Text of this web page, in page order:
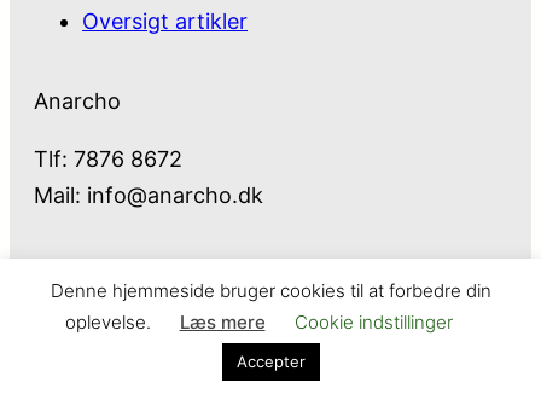
Oversigt artikler
Anarcho
Tlf: 7876 8672
Mail: info@anarcho.dk
Anarcho – alt i Hårde Hvidevarer
Cookie- og privatlivspolitik Kontakt
Denne hjemmeside bruger cookies til at forbedre din
oplevelse.
Læs mere Cookie indstillinger
Accepter